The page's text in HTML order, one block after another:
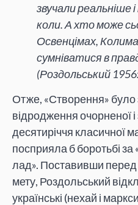
звучали реальніше
коли. А хто може
Освенцімах,
сумніватися в
(Роздольський
Отже, «Створення»
відродження очорненої
десятиріччя класичної
посприяла б боротьбі
лад». Поставивши перед
мету, Роздольський
українські (нехай і